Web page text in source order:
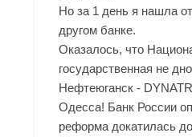
Но за 1 день я нашла
другом банке.
Оказалось, что
государственная не
Нефтеюганск -
Одесса! Банк России
реформа докатилась